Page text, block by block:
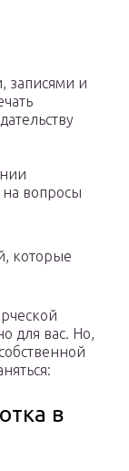
записями и
вопросы
которые
для вас. Но,
в